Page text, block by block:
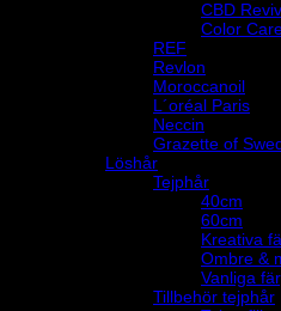
CBD
Color
REF
Revlon
Moroccanoil
L´oréal Paris
Neccin
Grazette of
Löshår
Tejphår
40cm
60cm
Kreativa
Ombre &
Vanliga
Tillbehör tejphår